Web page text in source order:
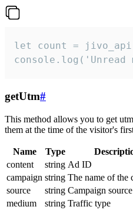
let count =
getUtm#
This method allows you to get
them at the time of the visitor's
Name Type
content
string Ad ID
campaign string The name of the
source
string Campaign source
medium
string Traffic type